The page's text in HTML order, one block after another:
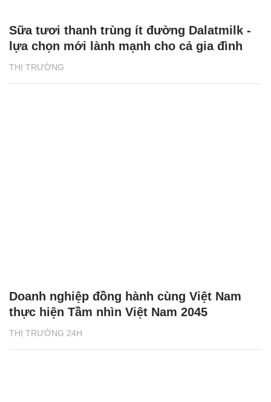
THỊ TRƯỜNG
Sữa tươi thanh trùng ít đường Dalatmilk -
lựa chọn mới lành mạnh cho cả gia đình
THỊ TRƯỜNG 24H
Doanh nghiệp đồng hành cùng Việt Nam
thực hiện Tầm nhìn Việt Nam 2045